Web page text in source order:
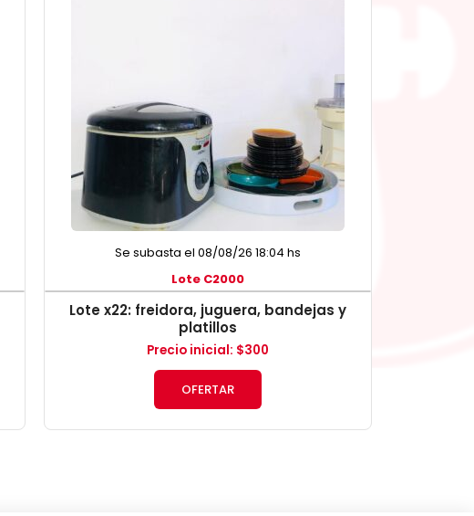
Se subasta el 08/08/26 18:04 hs
Lote C2000
Lote x22: freidora, juguera, bandejas y
platillos
Precio inicial: $300
OFERTAR